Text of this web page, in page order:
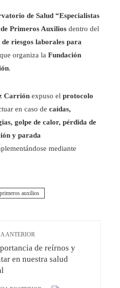
de Salud “Especialistas
Primeros Auxilios dentro del
riesgos laborales para
que organiza la Fundación
.
Carrión expuso el protocolo
en caso de caídas,
golpe de calor, pérdida de
y parada
mediante
primeros auxilios
ANTERIOR
de reírnos y
en nuestra salud